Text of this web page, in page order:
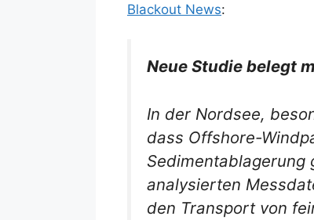
Blackout News:
Neue Studie belegt
In der Nordsee,
dass Offshore-
Sedimentablagerung
analysierten
den Transport von